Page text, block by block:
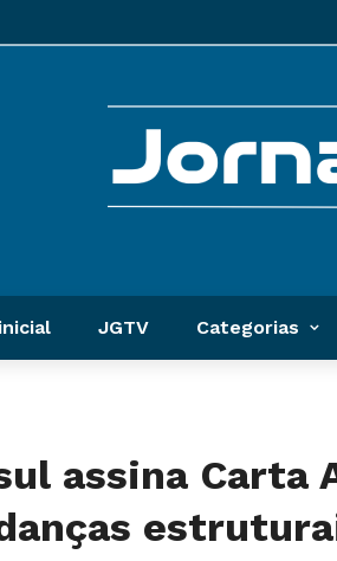
JGTV Categorias
assina Carta